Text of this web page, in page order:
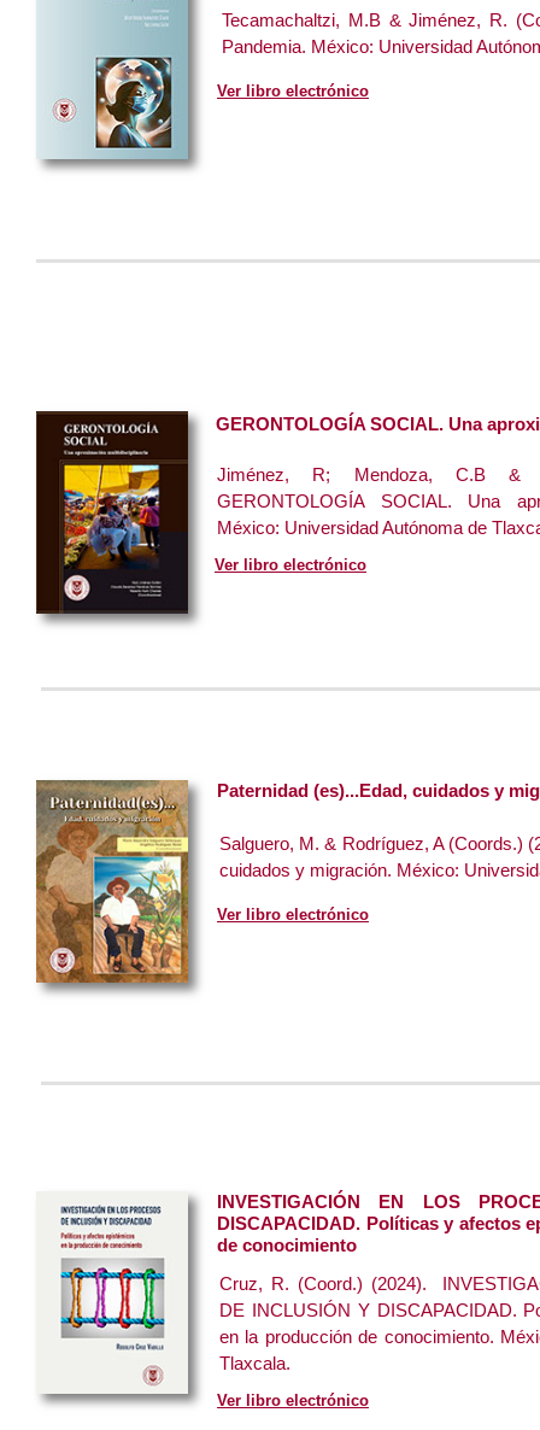
Tecamachaltzi, M.B & Jiménez, R.
Pandemia. México: Universidad
Ver libro electrónico
GERONTOLOGÍA SOCIAL. Una
Jiménez, R; Mendoza, C.B &
GERONTOLOGÍA SOCIAL. Una
México: Universidad Autónoma de
Ver libro electrónico
Paternidad (es)...Edad, cuidados y
Salguero, M. & Rodríguez, A (Coords.)
cuidados y migración. México:
Ver libro electrónico
INVESTIGACIÓN EN LOS
DISCAPACIDAD. Políticas y afectos
de conocimiento
Cruz, R. (Coord.) (2024).
DE INCLUSIÓN Y DISCAPACIDAD.
en la producción de conocimiento.
Tlaxcala.
Ver libro electrónico